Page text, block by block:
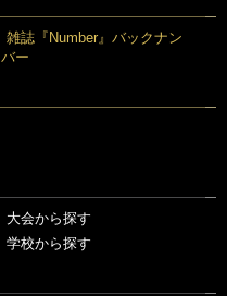
雑誌『Number』バックナン
バー
大会から探す
学校から探す